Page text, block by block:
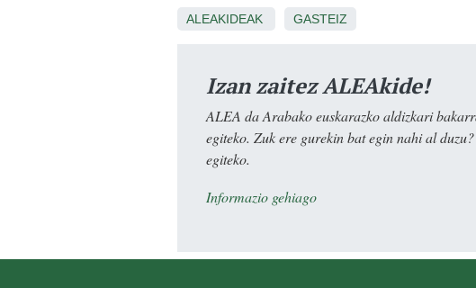
ALEAKIDEAK GASTEIZ
Izan zaitez ALEAkide!
ALEA da Arabako euskarazko aldizkari
egiteko. Zuk ere gurekin bat egin nahi al
egiteko.
Informazio gehiago